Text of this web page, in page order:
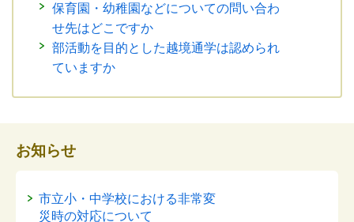
保育園・幼稚園などについての問い合わ
せ先はどこですか
部活動を目的とした越境通学は認められ
ていますか
お知らせ
市立小・中学校における非常変
災時の対応について